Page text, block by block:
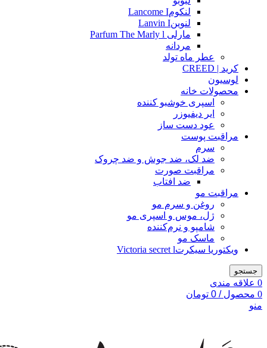
لنکومLancome I
لنوینLanvin I
مارلی Parfum The Marly l
مردانه
عطر ماه تولد
کرید | CREED
لوسیون
محصولات خانه
اسپری خوشبو کننده
ایر دیفیوزر
عود دست ساز
مراقبت پوست
سرم
ضد لک، ضد جوش و ضد چروک
مراقبت صورت
ضد افتاب
مراقبت مو
روغن و سرم مو
ژل، موس و اسپری مو
شامپو و نرم‌کننده
ماسک مو
ویکتوریا سیکرتVictoria secret l
جستجو
0 علاقه مندی
0 محصول /
0 تومان
منو